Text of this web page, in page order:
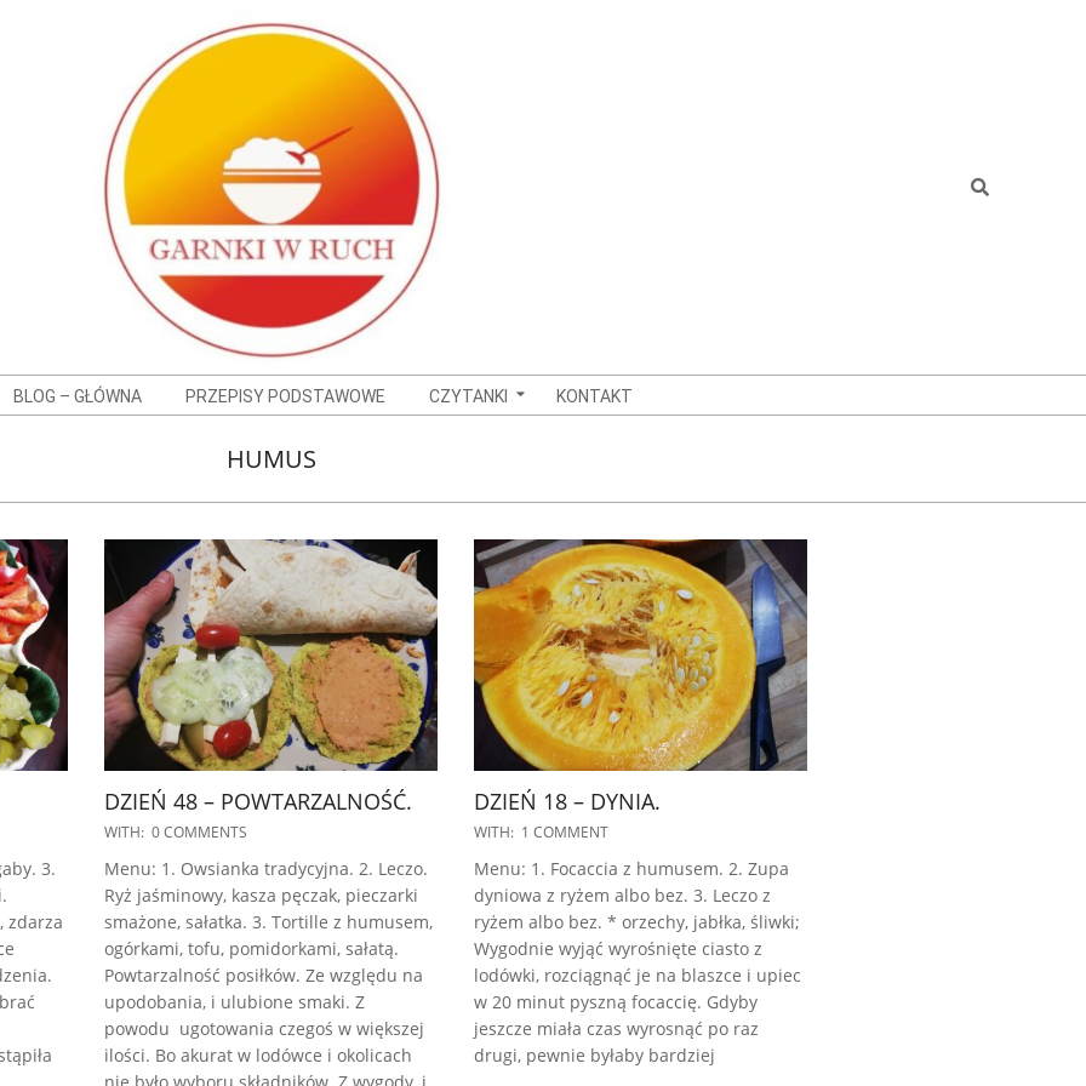
Search
BLOG – GŁÓWNA PRZEPISY PODSTAWOWE CZYTANKI KONTAKT
HUMUS
3.
zdarza
DZIEŃ 48 – POWTARZALNOŚĆ.
2022-
18
WITH: 0 COMMENTS
Menu: 1. Owsianka tradycyjna. 2. Leczo.
Ryż jaśminowy, kasza pęczak, pieczarki
smażone, sałatka. 3. Tortille z humusem,
ogórkami, tofu, pomidorkami, sałatą.
Powtarzalność posiłków. Ze względu na
upodobania, i ulubione smaki. Z
powodu ugotowania czegoś w większej
ilości. Bo akurat w lodówce i okolicach
DZIEŃ 18 – DYNIA.
2022-
27
WITH: 1 COMMENT
Menu: 1. Focaccia z humusem. 2. Zupa
dyniowa z ryżem albo bez. 3. Leczo z
ryżem albo bez. * orzechy, jabłka, śliwki;
Wygodnie wyjąć wyrośnięte ciasto z
lodówki, rozciągnąć je na blaszce i upiec
w 20 minut pyszną focaccię. Gdyby
jeszcze miała czas wyrosnąć po raz
drugi, pewnie byłaby bardziej